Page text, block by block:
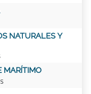
NATURALES Y
MARÍTIMO